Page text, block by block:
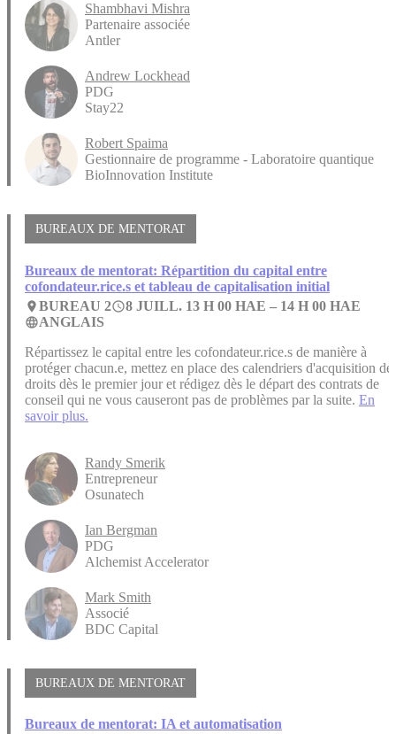
Shambhavi Mishra
Partenaire associée
Antler
Andrew Lockhead
PDG
Stay22
Robert Spaima
Gestionnaire de programme - Laboratoire quantique
BioInnovation Institute
BUREAUX DE MENTORAT
Bureaux de mentorat: Répartition du capital entre
cofondateur.rice.s et tableau de capitalisation initial
placeBUREAU 2access_time8 JUILL. 13 H 00 HAE – 14 H 00 HAE
languageANGLAIS
Répartissez le capital entre les cofondateur.rice.s de manière à
protéger chacun.e, mettez en place des calendriers d'acquisition
droits dès le premier jour et rédigez dès le départ des contrats de
conseil qui ne vous causeront pas de problèmes par la suite. En
savoir plus.
Randy Smerik
Entrepreneur
Osunatech
Ian Bergman
PDG
Alchemist Accelerator
Mark Smith
Associé
BDC Capital
BUREAUX DE MENTORAT
Bureaux de mentorat: IA et automatisation